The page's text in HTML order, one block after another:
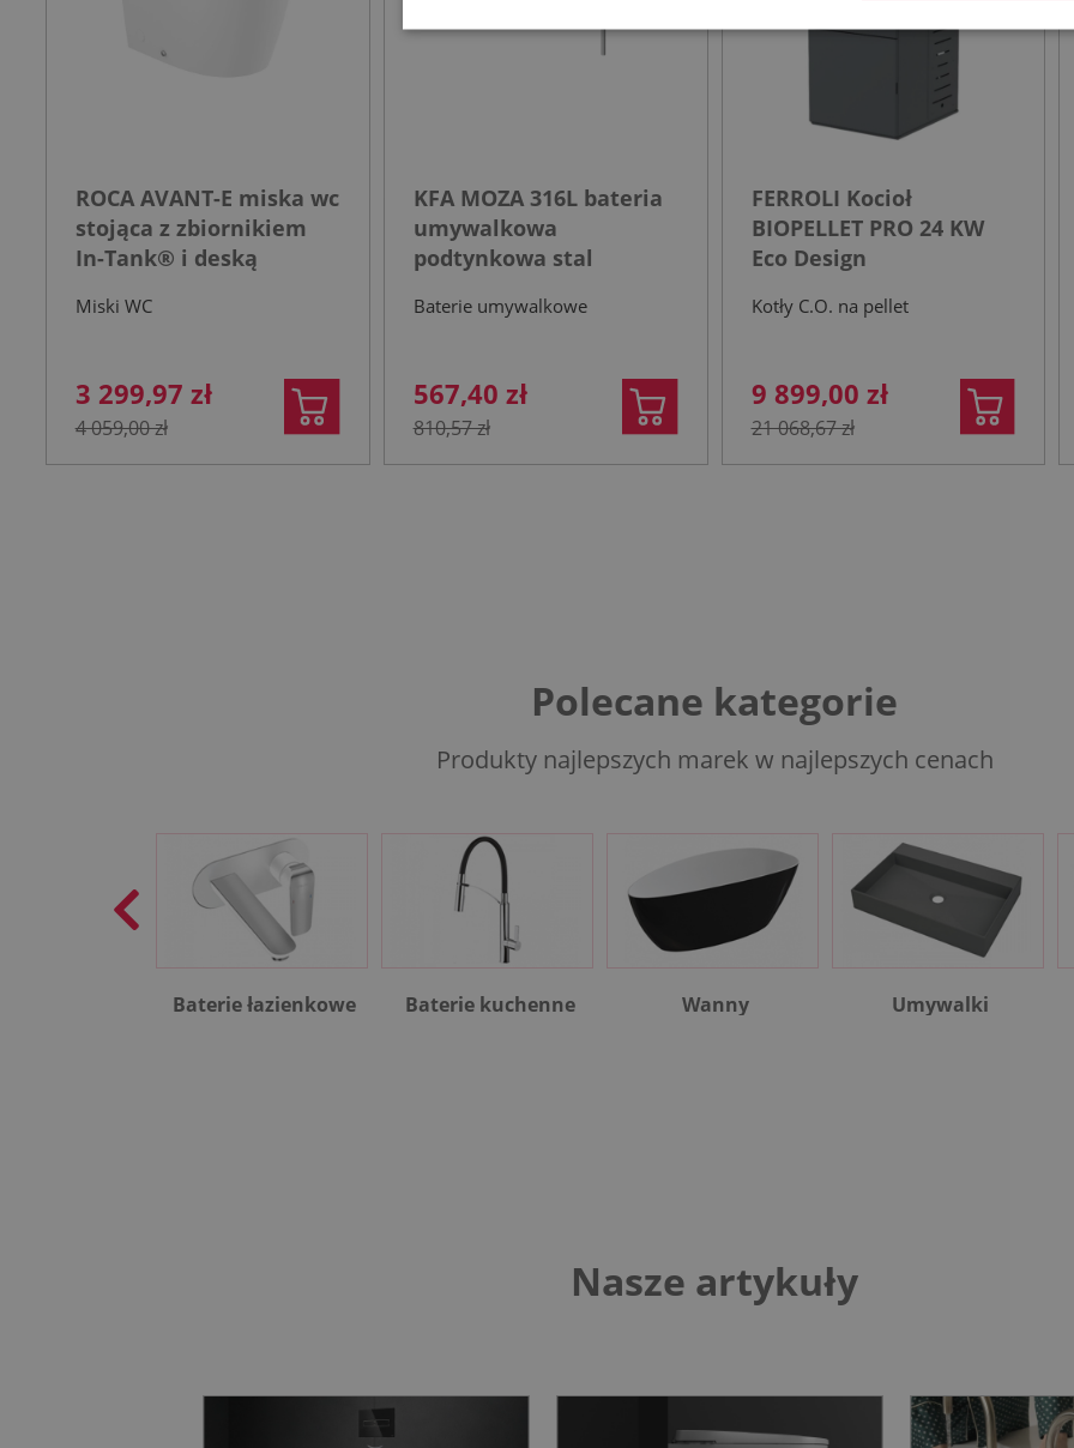
ROCA AVANT-E miska wc
stojąca z zbiornikiem
In-Tank® i deską
Miski WC
3 299,97 zł
4 059,00 zł
KFA MOZA 316L bateria
umywalkowa
podtynkowa stal
Baterie umywalkowe
567,40 zł
810,57 zł
FERROLI Kocioł
BIOPELLET PRO 24 KW
Eco Design
Kotły C.O. na pellet
9 899,00 zł
21 068,67 zł
Polecane kategorie
Produkty najlepszych marek w najlepszych cenach
Baterie łazienkowe Baterie kuchenne Wanny Umywalki
Nasze artykuły